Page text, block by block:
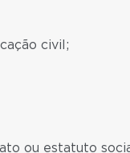
civil;
ou estatuto